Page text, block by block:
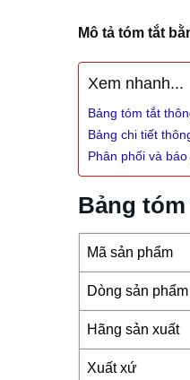
Mô tả tóm tắt
Xem nhanh...
Bảng tóm tắt
Bảng chi tiết
Phân phối và
Bảng tóm
Mã sản phẩm
Dòng sản phẩm
Hãng sản xuất
Xuất xứ